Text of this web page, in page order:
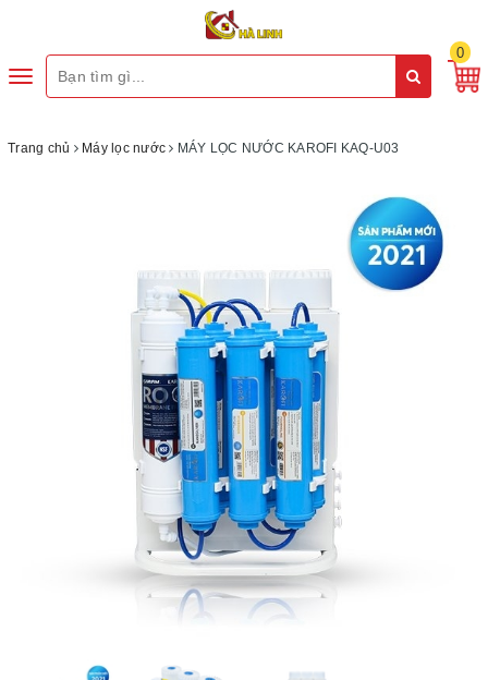
Toggle
0
Trang chủ Máy lọc nước MÁY LỌC NƯỚC KAROFI KAQ-U03